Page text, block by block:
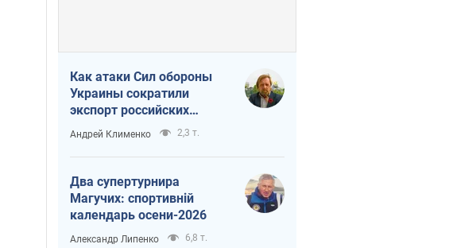
Как атаки Сил обороны
Украины сократили
экспорт российских
нефтепродуктов
Андрей Клименко 2,3 т.
Два супертурнира
Магучих: спортивній
календарь осени-2026
Александр Липенко 6,8 т.